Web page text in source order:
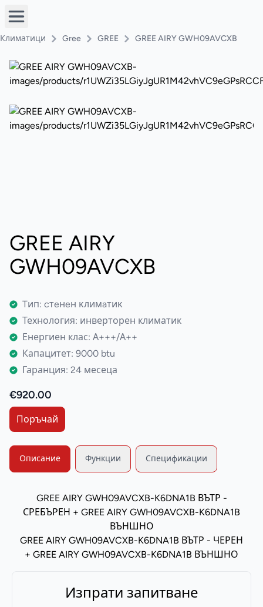
Климатици Gree GREE GREE AIRY GWH09AVCXB
GREE AIRY
GWH09AVCXB
Tип: cтeнeн ĸлимaтиĸ
Технология: инверторен климатик
Енергиен клас: А+++/А++
Капацитет: 9000 btu
Гаранция: 24 месеца
€920.00
Поръчай
Описание Функции Спецификации
GREE AIRY GWH09AVCXB-K6DNA1B ВЪТР -
СРЕБЪРЕН + GREE AIRY GWH09AVCXB-K6DNA1B
ВЪНШНО
GREE AIRY GWH09AVCXB-K6DNA1B ВЪТР - ЧЕРЕН
+ GREE AIRY GWH09AVCXB-K6DNA1B ВЪНШНО
Изпрати запитване